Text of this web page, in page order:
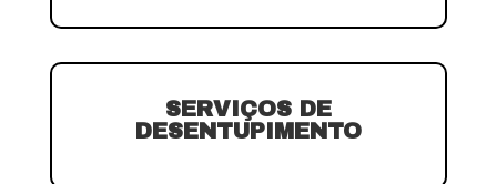
SERVIÇOS DE
DESENTUPIMENTO